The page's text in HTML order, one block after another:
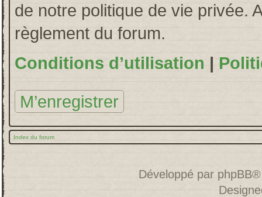
de notre politique de vie privée.
règlement du forum.
Conditions d’utilisation |
M’enregistrer
Index du forum
Développé par phpBB®